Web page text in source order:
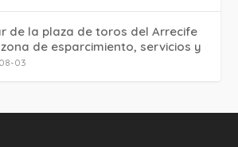
de la plaza de toros del Arrecife
de esparcimiento, servicios y
03